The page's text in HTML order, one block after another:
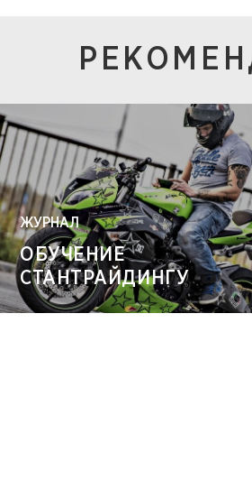
ЖУРНАЛ
ОБУЧЕНИЕ
СТАНТРАЙДИНГУ